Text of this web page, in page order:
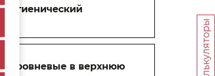
гигиенический
уровневые в верхнюю
Калькуляторы